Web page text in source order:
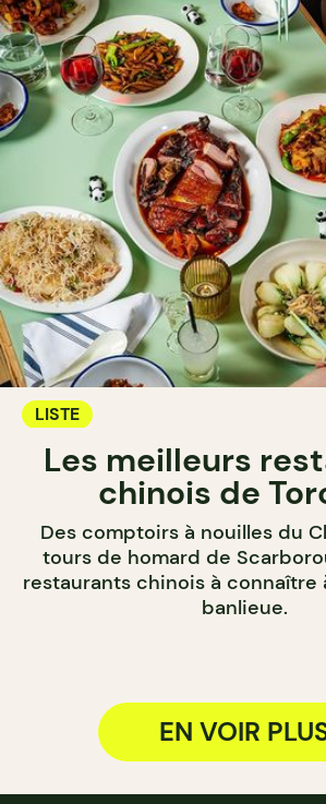
LISTE
Les meilleurs
chinois de
Des comptoirs à nouilles du
tours de homard de
restaurants chinois à connaître
banlieue.
EN VOIR